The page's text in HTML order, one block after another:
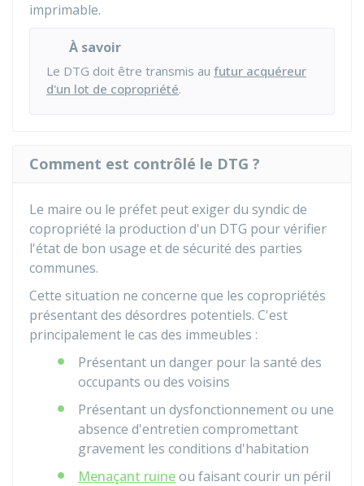
imprimable.
À savoir
Le DTG doit être transmis au futur acquéreur
d'un lot de copropriété.
Comment est contrôlé le DTG ?
Le maire ou le préfet peut exiger du syndic de
copropriété la production d'un DTG pour vérifier
l'état de bon usage et de sécurité des parties
communes.
Cette situation ne concerne que les copropriétés
présentant des désordres potentiels. C'est
principalement le cas des immeubles :
Présentant un danger pour la santé des
occupants ou des voisins
Présentant un dysfonctionnement ou une
absence d'entretien compromettant
gravement les conditions d'habitation
Menaçant ruineou faisant courir un péril